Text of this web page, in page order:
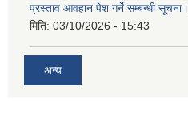
प्रस्ताव आवहान पेश गर्ने सम्बन्धी सूचना।
मिति: 03/10/2026 - 15:43
अन्य